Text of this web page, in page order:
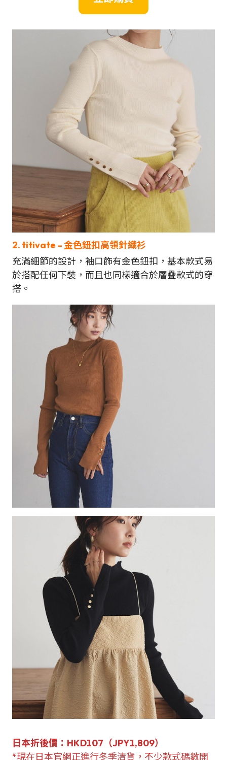
2. titivate – 金色鈕扣高領針織衫
充滿細節的設計，袖口飾有金色鈕扣，基本款式易
於搭配任何下裝，而且也同樣適合於層疊款式的穿
搭。
日本折後價：HKD107（JPY1,809）
*現在日本官網正進行冬季清貨，不少款式碼數開